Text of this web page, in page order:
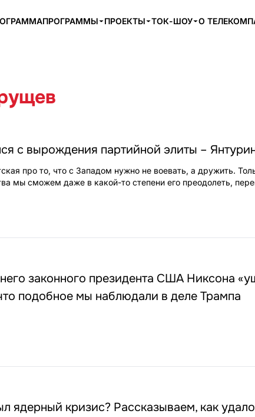
ПРОГРАММЫ ПРОЕКТЫ ТОК-ШОУ О
с вырождения партийной элиты –
про то, что с Западом нужно не воевать, а дружить.
мы сможем даже в какой-то степени его преодолеть,
законного президента США Никсона
подобное мы наблюдали в деле Трампа
ядерный кризис? Рассказываем, как